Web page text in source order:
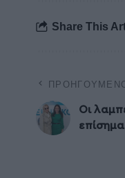
Share This
Οι